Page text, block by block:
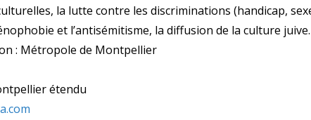
la lutte contre les discriminations (handicap,
et l’antisémitisme, la diffusion de la culture juive.
: Métropole de Montpellier
étendu